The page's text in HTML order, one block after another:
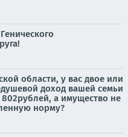
области, у вас двое или
доход вашей семьи
а имущество не
норму?